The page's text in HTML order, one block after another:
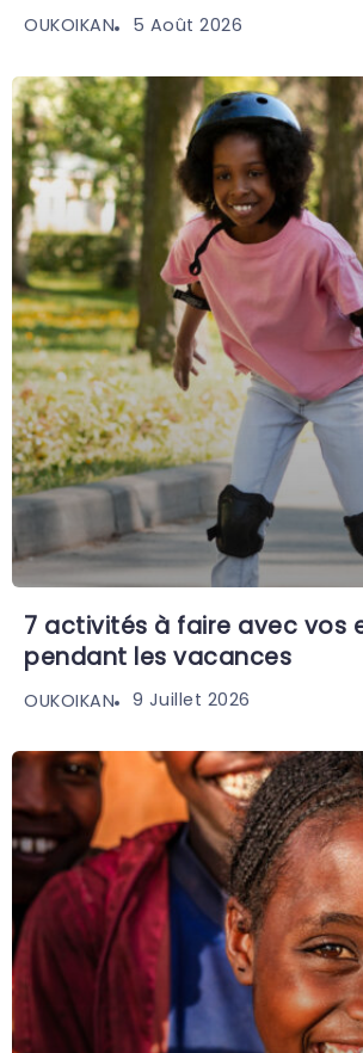
OUKOIKAN 5 Août 2026
7 activités à faire avec vos
pendant les vacances
OUKOIKAN 9 Juillet 2026